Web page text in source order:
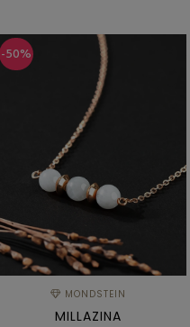
-50%
MONDSTEIN
MILLAZINA